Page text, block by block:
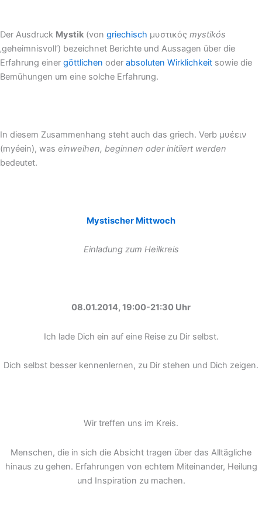
Der Ausdruck Mystik (von griechisch μυστικός mystikós
‚geheimnisvoll‘) bezeichnet Berichte und Aussagen über die
Erfahrung einer göttlichen oder absoluten Wirklichkeit sowie die
Bemühungen um eine solche Erfahrung.
In diesem Zusammenhang steht auch das griech. Verb μυέειν
(myéein), was einweihen, beginnen oder initiiert werden
bedeutet.
Mystischer Mittwoch
Einladung zum Heilkreis
08.01.2014, 19:00-21:30 Uhr
Ich lade Dich ein auf eine Reise zu Dir selbst.
Dich selbst besser kennenlernen, zu Dir stehen und Dich zeigen.
Wir treffen uns im Kreis.
Menschen, die in sich die Absicht tragen über das Alltägliche
hinaus zu gehen. Erfahrungen von echtem Miteinander, Heilung
und Inspiration zu machen.